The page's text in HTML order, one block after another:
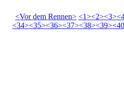
<Vor dem Rennen> <1><2><3>
<34><35><36><37><38><39>